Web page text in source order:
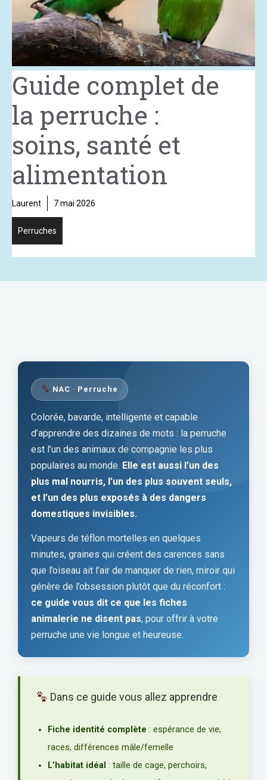
Guide complet de
la perruche :
soins, santé et
alimentation
Laurent 7 mai 2026
Perruches
NAC · Perruche
Colorée, bavarde, intelligente et capable
d’apprendre des dizaines de mots : la perruche
est l’un des animaux de compagnie les plus
populaires au monde. Elle est aussi l’un des
plus mal nourris, l’un des plus souvent seuls,
et l’un des plus exposés à des dangers
domestiques invisibles.
Vapeurs de téflon mortelles en quelques
minutes, graines qui créent des carences sans
que l’oiseau ait l’air de manquer de rien, miroir qui
génère de l’obsession plutôt que du réconfort :
ce guide vous dit ce que les fiches
animalerie ne disent pas, pour offrir à votre
perruche une vie longue et heureuse.
Dans ce guide vous allez apprendre
Fiche identité complète : espérance de vie,
races, différences mâle/femelle
L’habitat idéal : taille de cage, perchoirs,